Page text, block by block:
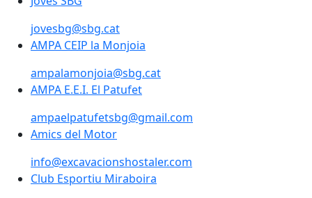
jovesbg@sbg.cat
AMPA CEIP la Monjoia
ampalamonjoia@sbg.cat
AMPA E.E.I. El Patufet
ampaelpatufetsbg@gmail.com
Amics del Motor
info@excavacionshostaler.com
Club Esportiu Miraboira
Club Esportiu Miraboira